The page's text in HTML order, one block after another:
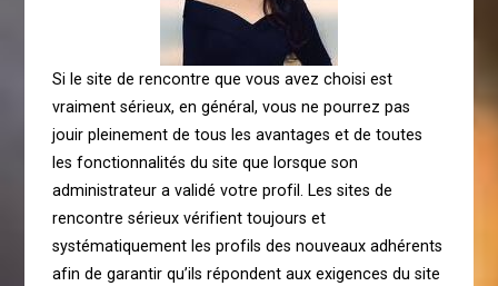
Si le site de rencontre que vous avez choisi est
vraiment sérieux, en général, vous ne pourrez pas
jouir pleinement de tous les avantages et de toutes
les fonctionnalités du site que lorsque son
administrateur a validé votre profil. Les sites de
rencontre sérieux vérifient toujours et
systématiquement les profils des nouveaux adhérents
afin de garantir qu’ils répondent aux exigences du site